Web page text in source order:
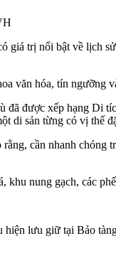
trị nổi bật về lịch
văn hóa, tín ngưỡng
được xếp hạng Di
di sản từng có vị thế
cần nhanh chóng
khu nung gạch, các
hiện lưu giữ tại Bảo